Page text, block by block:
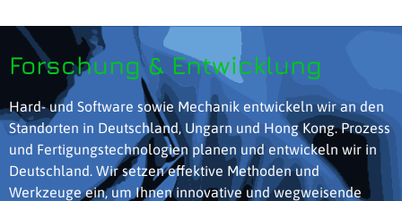
Forschung & Entwicklung
Hard- und Software sowie Mechanik entwickeln wir an den
Standorten in Deutschland, Ungarn und Hong Kong. Prozess
und Fertigungstechnologien planen und entwickeln wir in
Deutschland. Wir setzen effektive Methoden und
Werkzeuge ein, um Ihnen innovative und wegweisende